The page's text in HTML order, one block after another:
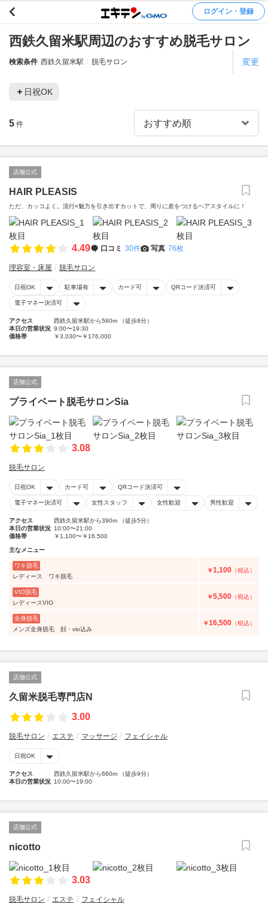
ログイン・登録
西鉄久留米駅周辺のおすすめ脱毛サロン
検索条件 西鉄久留米駅 脱毛サロン 変更
日祝OK
5 件
店舗公式
HAIR PLEASIS
ただ、カッコよく。流行×魅力を引き出すカットで、周りに差をつけるヘアスタイルに！
4.49 口コミ 30件 写真 76枚
理容室・床屋 脱毛サロン
日祝OK 駐車場有 カード可 QRコード決済可
電子マネー決済可
アクセス
西鉄久留米駅から580m （徒歩8分）
本日の営業状況 9:00〜19:30
価格帯
￥3,030〜￥176,000
店舗公式
プライベート脱毛サロンSia
3.08
脱毛サロン
日祝OK カード可 QRコード決済可
電子マネー決済可 女性スタッフ 女性歓迎 男性歓迎
アクセス
西鉄久留米駅から390m （徒歩5分）
本日の営業状況 10:00〜21:00
価格帯
￥1,100〜￥16,500
主なメニュー
ワキ脱毛
レディース ワキ脱毛
￥1,100 （税込）
VIO脱毛
レディースVIO
￥5,500 （税込）
全身脱毛
メンズ全身脱毛 顔・vio込み
￥16,500 （税込）
店舗公式
久留米脱毛専門店N
3.00
脱毛サロン エステ マッサージ フェイシャル
日祝OK
アクセス
西鉄久留米駅から660m （徒歩9分）
本日の営業状況 10:00〜19:00
店舗公式
nicotto
3.03
脱毛サロン エステ フェイシャル